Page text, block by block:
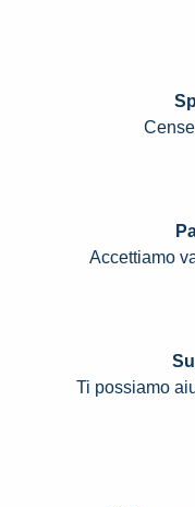
Accettiamo
Ti possiamo